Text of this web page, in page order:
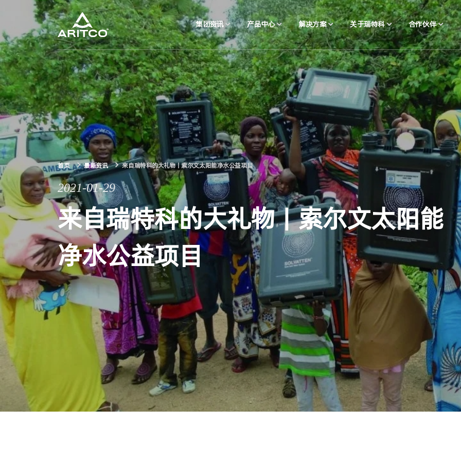
集团资讯 产品中心 解决方案 关于瑞特科 合作伙伴
集团资讯
产品中心
解决方案
关于瑞特科
合作伙伴
首页 最新资讯 来自瑞特科的大礼物 | 索尔文太阳能净水公益项目
2021-01-29
来自瑞特科的大礼物 | 索尔文太阳能
净水公益项目